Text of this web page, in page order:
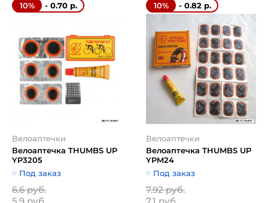
10% - 0.70 р.
Велоаптечки
Велоаптечка THUMBS UP
YP3205
Под заказ
6.6 руб.
10% - 0.82 р.
Велоаптечки
Велоаптечка THUMBS UP
YPM24
Под заказ
7.92 руб.